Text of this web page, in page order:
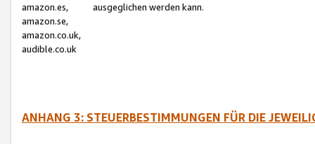
amazon.es,
amazon.se,
amazon.co.uk,
audible.co.uk
ausgeglichen werden kann.
ANHANG 3: STEUERBESTIMMUNGEN FÜR DIE